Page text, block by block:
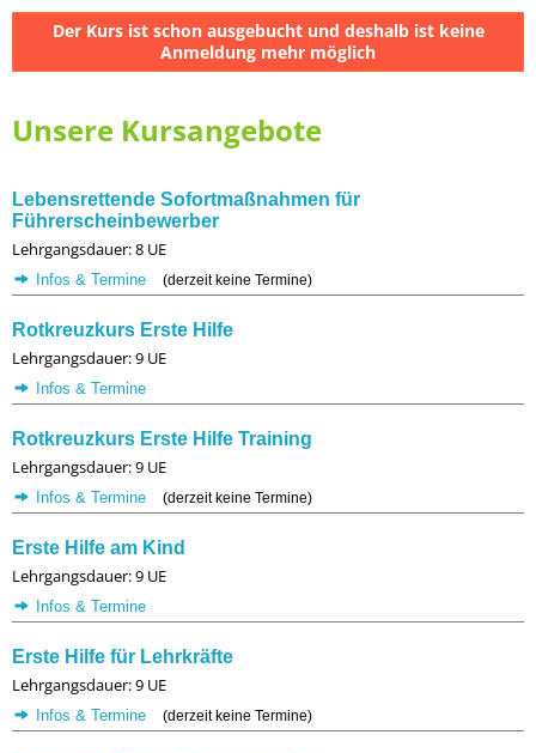
Der Kurs ist schon ausgebucht und deshalb ist keine
Anmeldung mehr möglich
Unsere Kursangebote
Lebensrettende Sofortmaßnahmen für
Führerscheinbewerber
Lehrgangsdauer: 8 UE
Infos & Termine (derzeit keine Termine)
Rotkreuzkurs Erste Hilfe
Lehrgangsdauer: 9 UE
Infos & Termine
Rotkreuzkurs Erste Hilfe Training
Lehrgangsdauer: 9 UE
Infos & Termine (derzeit keine Termine)
Erste Hilfe am Kind
Lehrgangsdauer: 9 UE
Infos & Termine
Erste Hilfe für Lehrkräfte
Lehrgangsdauer: 9 UE
Infos & Termine (derzeit keine Termine)